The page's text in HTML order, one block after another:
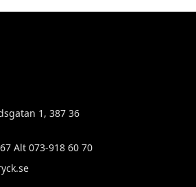
1, 387 36
Alt 073-918 60 70